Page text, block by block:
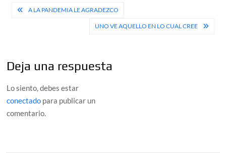
Navegación
A LA PANDEMIA LE AGRADEZCO
UNO VE AQUELLO EN LO CUAL CREE
Deja una respuesta
Lo siento, debes estar
conectado para publicar un
comentario.